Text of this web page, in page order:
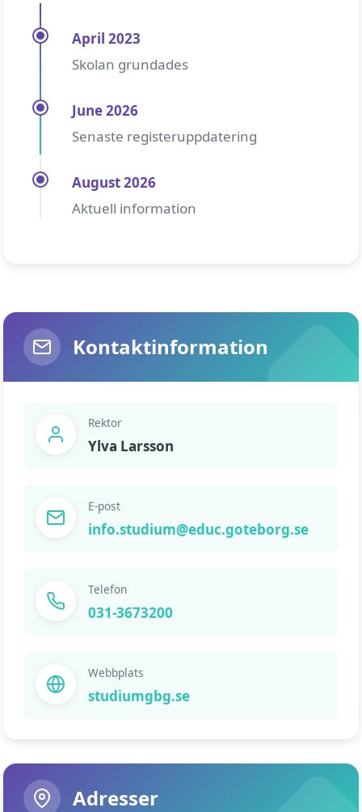
April 2023
Skolan grundades
June 2026
Senaste registeruppdatering
August 2026
Aktuell information
Kontaktinformation
Rektor
Ylva Larsson
E-post
info.studium@educ.goteborg.se
Telefon
031-3673200
Webbplats
studiumgbg.se
Adresser